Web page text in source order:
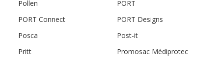
Pollen
PORT
PORT Connect
PORT Designs
Posca
Post-it
Pritt
Promosac Médiprotec